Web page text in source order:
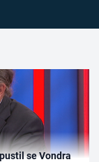
se Vondra